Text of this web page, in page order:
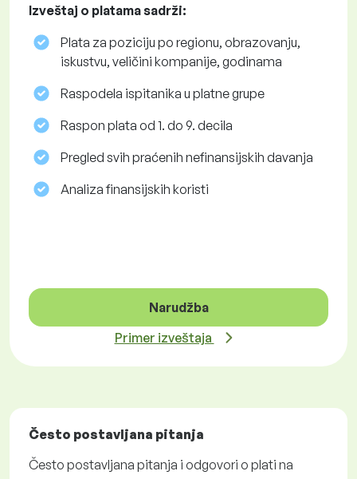
Izveštaj o platama sadrži:
Plata za poziciju po regionu, obrazovanju,
iskustvu, veličini kompanije, godinama
Raspodela ispitanika u platne grupe
Raspon plata od 1. do 9. decila
Pregled svih praćenih nefinansijskih davanja
Analiza finansijskih koristi
Narudžba
Primer izveštaja
Često postavljana pitanja
Često postavljana pitanja i odgovori o plati na